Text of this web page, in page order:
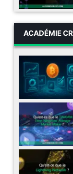
ACADÉMIE